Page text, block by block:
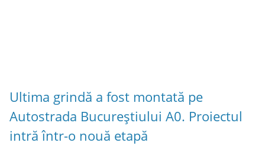
Ultima grindă a fost montată pe
Autostrada Bucureștiului A0. Proiectul
intră într-o nouă etapă